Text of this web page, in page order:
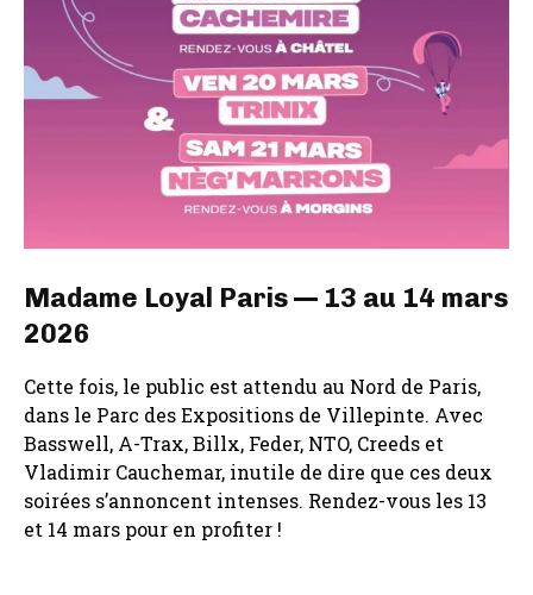
Madame Loyal Paris — 13 au 14 mars
2026
Cette fois, le public est attendu au Nord de Paris,
dans le Parc des Expositions de Villepinte. Avec
Basswell, A-Trax, Billx, Feder, NTO, Creeds et
Vladimir Cauchemar, inutile de dire que ces deux
soirées s’annoncent intenses. Rendez-vous les 13
et 14 mars pour en profiter !